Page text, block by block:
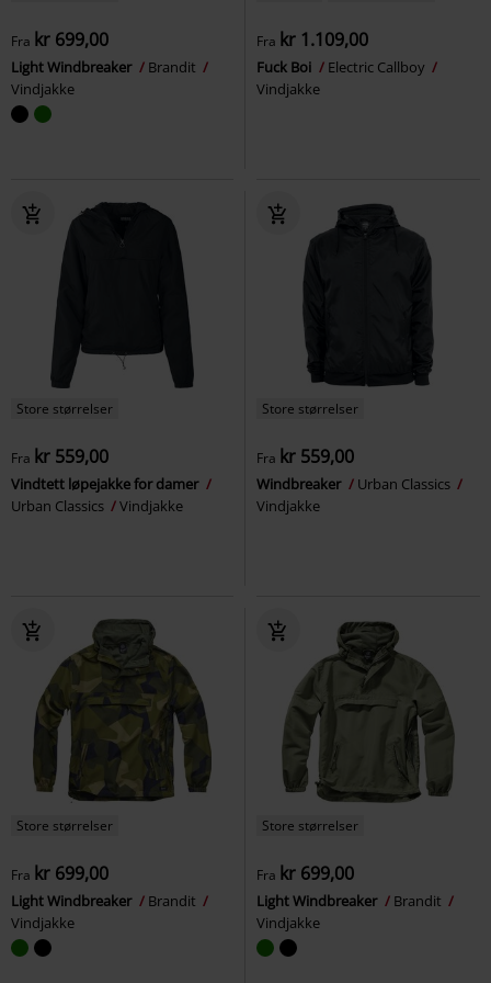
Fra kr 699,00
Light Windbreaker
Brandit
Vindjakke
Fra kr 1.109,00
Fuck Boi
Electric Callboy
Vindjakke
Store størrelser
Fra kr 559,00
Vindtett løpejakke for damer
Urban Classics
Vindjakke
Store størrelser
Fra kr 559,00
Windbreaker
Urban Classics
Vindjakke
Store størrelser
Fra kr 699,00
Light Windbreaker
Brandit
Vindjakke
Store størrelser
Fra kr 699,00
Light Windbreaker
Brandit
Vindjakke